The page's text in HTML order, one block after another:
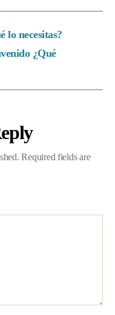
lo necesitas?
¿Qué
Required fields are